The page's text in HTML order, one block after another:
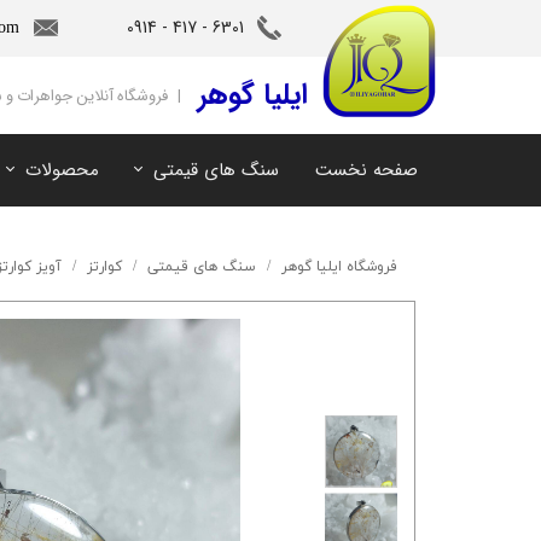
6301 - 417 - 0914​​​​​​​
صفحه نخست سنگ های قیمتی
توپاز
لابرادوریت
سیترین
محصولات
‌ایلیا گوهر | فروشگاه آنلاین جواهرات
فروشگاه ایلیا گوهر سنگ های قیمتی کوارتز آویز